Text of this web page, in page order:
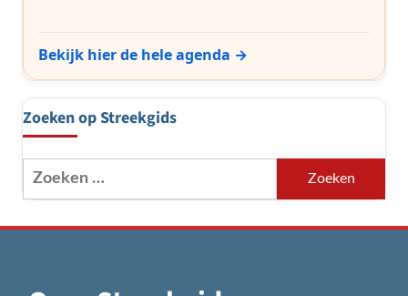
Bekijk hier de hele agenda →
Zoeken op Streekgids
Zoeken
naar: